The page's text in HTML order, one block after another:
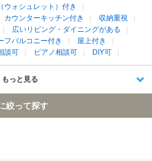
ウォシュレット）付き
カウンターキッチン付き
収納重視
広いリビング・ダイニングがある
フバルコニー付き
屋上付き
談可 ピアノ相談可 DIY可
もっと見る
絞って探す